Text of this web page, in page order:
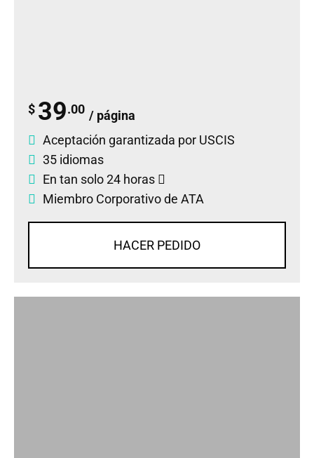
$ 39.00 / página
Aceptación garantizada por USCIS
35 idiomas
En tan solo 24 horas
Miembro Corporativo de ATA
HACER PEDIDO